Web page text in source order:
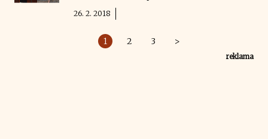
26. 2. 2018
1 2 3 >
reklama